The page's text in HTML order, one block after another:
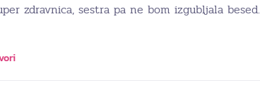
zdravnica, sestra pa ne bom izgubljala besed.